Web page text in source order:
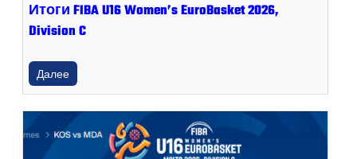
Итоги FIBA U16 Women’s EuroBasket 2026,
Division C
Далее